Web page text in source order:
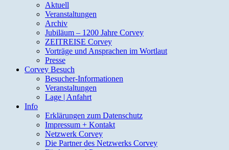
Aktuell
Veranstaltungen
Archiv
Jubiläum – 1200 Jahre Corvey
ZEITREISE Corvey
Vorträge und Ansprachen im Wortlaut
Presse
Corvey Besuch
Besucher-Informationen
Veranstaltungen
Lage | Anfahrt
Info
Erklärungen zum Datenschutz
Impressum + Kontakt
Netzwerk Corvey
Die Partner des Netzwerks Corvey